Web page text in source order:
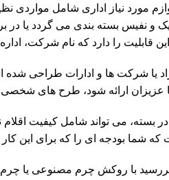
مورد نیاز اداری شامل مواردی
نفیس بسته بندی می گردد یا در
این قابلیت را دارد که نام شرکت،
یا شرکت ها و ادارات طراحی
یا عزیزان ارائه شود، طرح های
بسته، می تواند شامل کیفیت اقلام
که شما بودجه ای را که برای این
با روکش چرم مصنوعی یا